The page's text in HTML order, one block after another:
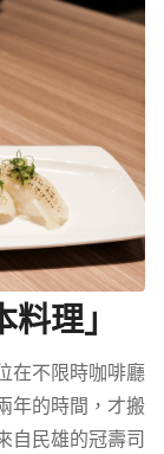
理」
在不限時咖啡廳
年的時間，才搬
自民雄的冠壽司